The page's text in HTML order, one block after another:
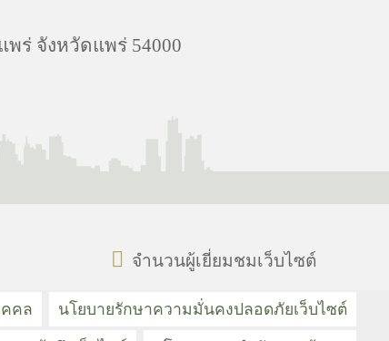
ร่ จังหวัดแพร่ 54000
จำนวนผู้เยี่ยมชมเว็บไซต์
คล นโยบายรักษาความมั่นคงปลอดภัยเว็บไซต์